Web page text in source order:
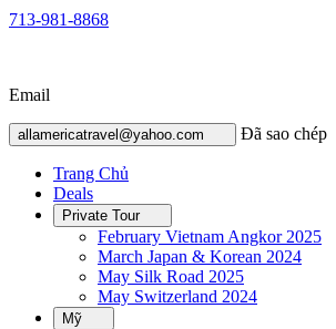
713-981-8868
Email
allamericatravel@yahoo.com Đã sao chép
Trang Chủ
Deals
Private Tour
February Vietnam Angkor 2025
March Japan & Korean 2024
May Silk Road 2025
May Switzerland 2024
Mỹ